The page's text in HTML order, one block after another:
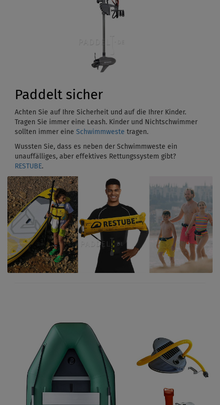
Paddelt sicher
Achten Sie auf Ihre Sicherheit und auf die Ihrer Kinder.
Tragen Sie immer eine Leash. Kinder und Nichtschwimmer
sollten immer eine Schwimmweste tragen.
Wussten Sie, dass es neben der Schwimmweste ein
unauffälliges, aber effektives Rettungssystem gibt?
RESTUBE.